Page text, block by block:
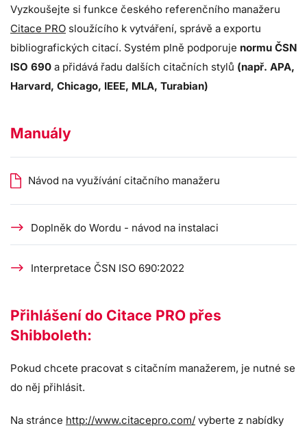
Vyzkoušejte si funkce českého referenčního manažeru
Citace PRO sloužícího k vytváření, správě a exportu
bibliografických citací. Systém plně podporuje normu ČSN
ISO 690 a přidává řadu dalších citačních stylů (např. APA,
Harvard, Chicago, IEEE, MLA, Turabian)
Manuály
Návod na využívání citačního manažeru
Doplněk do Wordu - návod na instalaci
Interpretace ČSN ISO 690:2022
Přihlášení do Citace PRO přes
Shibboleth:
Pokud chcete pracovat s citačním manažerem, je nutné se
do něj přihlásit.
Na stránce http://www.citacepro.com/ vyberte z nabídky